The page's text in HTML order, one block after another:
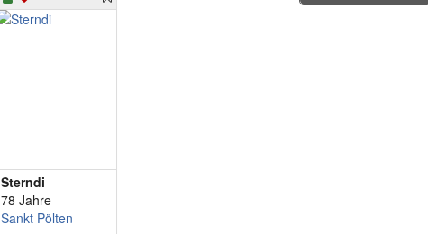
Sterndi
78 Jahre
Sankt Pölten